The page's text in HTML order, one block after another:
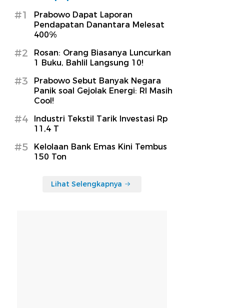
#1
Prabowo Dapat Laporan
Pendapatan Danantara Melesat
400%
#2
Rosan: Orang Biasanya Luncurkan
1 Buku, Bahlil Langsung 10!
#3
Prabowo Sebut Banyak Negara
Panik soal Gejolak Energi: RI Masih
Cool!
#4
Industri Tekstil Tarik Investasi Rp
11,4 T
#5
Kelolaan Bank Emas Kini Tembus
150 Ton
Lihat Selengkapnya